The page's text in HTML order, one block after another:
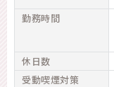
勤務時間
休日数
受動喫煙対策